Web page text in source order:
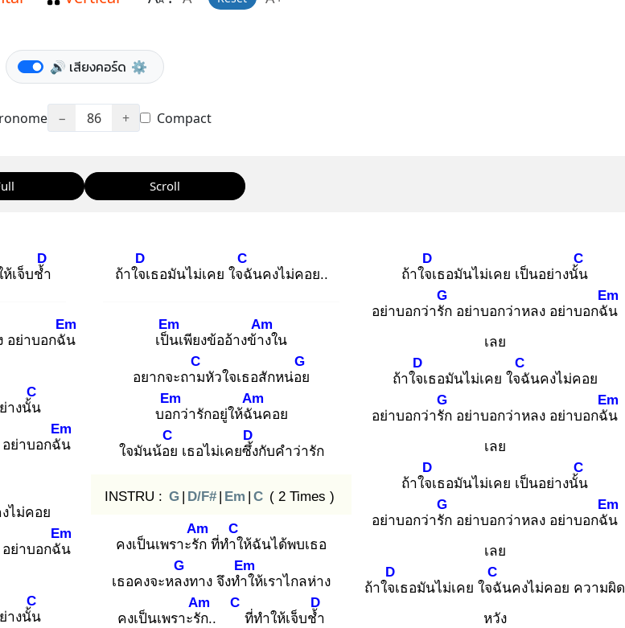
🔊 เสียงคอร์ด ⚙️
− 86 + Compact
Scroll
เจ็บช้ำ
D
อย่าบอกฉัน
Em
างนั้น
C
อย่าบอกฉัน
Em
ไม่คอย
อย่าบอกฉัน
Em
างนั้น
C
ถ้าใจเ
D
ธอมันไม่เคย ใจฉั
C
นคงไม่คอย..
เป็น
Em
เพียงข้ออ้างข้าง
Am
ใน
อยากจะถาม
C
หัวใจเธอสักหน่อย
G
บอก
Em
ว่ารักอยู่ให้ฉัน
Am
คอย
ใจมันน้อย
C
เธอไม่เคยซึ้ง
D
กับคำว่ารัก
INSTRU : G | D/F# | Em | C ( 2 Times )
คงเป็นเพราะรัก
Am
ที่ทำใ
C
ห้ฉันได้พบเธอ
เธอคงจะหลง
G
ทาง จึงทำใ
Em
ห้เราไกลห่าง
คงเป็นเพราะรัก
Am
..
C
ที่ทำให้เจ็บช้ำ
D
ถ้าใจเ
D
ธอมันไม่เคย เป็นอย่างนั้น
C
อย่าบอกว่ารัก
G
อย่าบอกว่าหลง อย่าบอกฉัน
Em
เลย
ถ้าใจเ
D
ธอมันไม่เคย ใจฉั
C
นคงไม่คอย
อย่าบอกว่ารัก
G
อย่าบอกว่าหลง อย่าบอกฉัน
Em
เลย
ถ้าใจเ
D
ธอมันไม่เคย เป็นอย่างนั้น
C
อย่าบอกว่ารัก
G
อย่าบอกว่าหลง อย่าบอกฉัน
Em
เลย
ถ้าใจเ
D
ธอมันไม่เคย ใจฉั
C
นคงไม่คอย ความผิด
หวัง